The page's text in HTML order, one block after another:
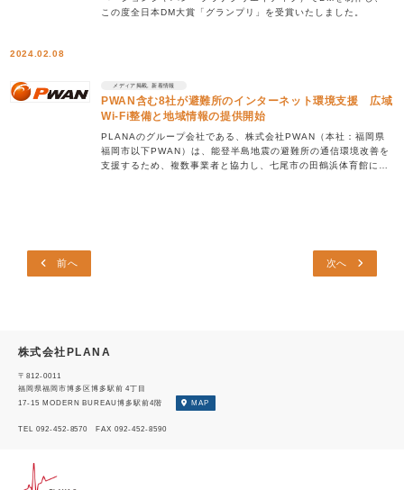
この度全日本DM大賞「グランプリ」を受賞いたしました。
2024.02.08
メディア掲載, 新着情報
PWAN含む8社が避難所のインターネット環境支援 広域
Wi-Fi整備と地域情報の提供開始
PLANAのグループ会社である、株式会社PWAN（本社：福岡県
福岡市以下PWAN）は、能登半島地震の避難所の通信環境改善を
支援するため、複数事業者と協力し、七尾市の田鶴浜体育館に
前へ 次へ
株式会社PLANA
〒812-0011
福岡県福岡市博多区博多駅前 4丁目
17-15 MODERN BUREAU博多駅前4階
MAP
TEL 092-452-8570 FAX 092-452-8590